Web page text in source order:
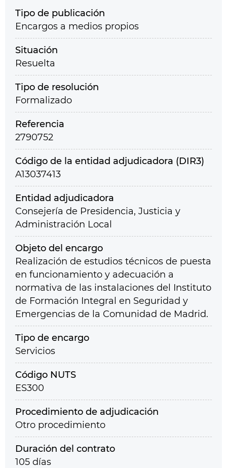
Tipo de publicación
Encargos a medios propios
Situación
Resuelta
Tipo de resolución
Formalizado
Referencia
2790752
Código de la entidad adjudicadora (DIR3)
A13037413
Entidad adjudicadora
Consejería de Presidencia, Justicia y
Administración Local
Objeto del encargo
Realización de estudios técnicos de puesta
en funcionamiento y adecuación a
normativa de las instalaciones del Instituto
de Formación Integral en Seguridad y
Emergencias de la Comunidad de Madrid.
Tipo de encargo
Servicios
Código NUTS
ES300
Procedimiento de adjudicación
Otro procedimiento
Duración del contrato
105 días